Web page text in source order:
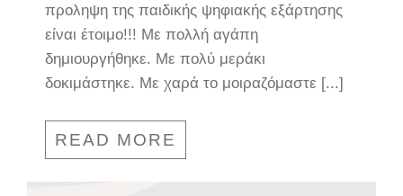
προληψη της παιδικής ψηφιακής εξάρτησης
είναι έτοιμο!!! Με πολλή αγάπη
δημιουργήθηκε. Με πολύ μεράκι
δοκιμάστηκε. Με χαρά το μοιραζόμαστε [...]
READ MORE